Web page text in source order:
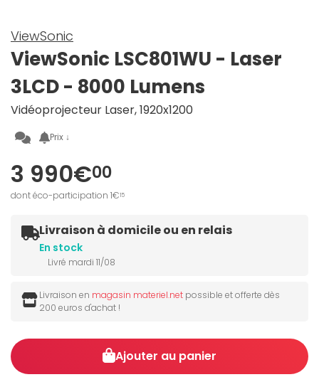
ViewSonic
ViewSonic LSC801WU - Laser
3LCD - 8000 Lumens
Vidéoprojecteur Laser, 1920x1200
Prix ↓
3 990€00
dont éco-participation 1€15
Livraison à domicile ou en relais
En stock
Livré mardi 11/08
Livraison en magasin materiel.net possible et offerte dès
200 euros d'achat !
Ajouter au panier